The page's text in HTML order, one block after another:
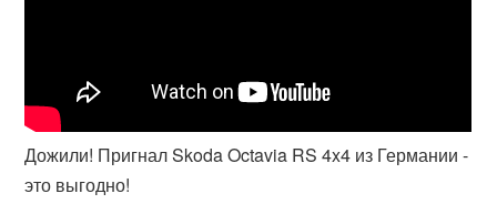
Дожили! Пригнал Skoda Octavia RS 4x4 из Германии -
это выгодно!